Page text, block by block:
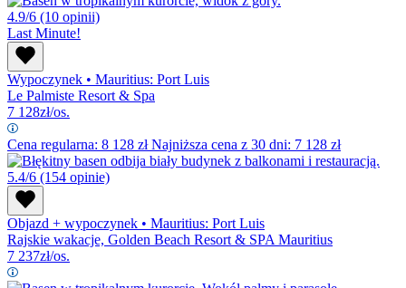
4.9/6 (10 opinii)
Last Minute!
Wypoczynek • Mauritius: Port Luis
Le Palmiste Resort & Spa
7 128zł/os.
Cena regularna: 8 128 złNajniższa cena z 30 dni: 7 128 zł
5.4/6 (154 opinie)
Objazd + wypoczynek • Mauritius: Port Luis
Rajskie wakacje, Golden Beach Resort & SPA Mauritius
7 237zł/os.